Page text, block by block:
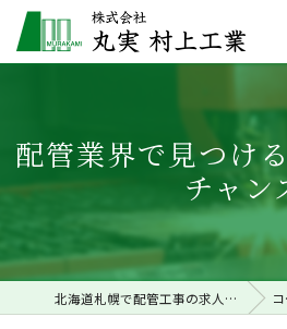
配管業界で見つけ
チャン
北海道札幌で配管工事の求人なら株式会社丸実村上工業 コラム